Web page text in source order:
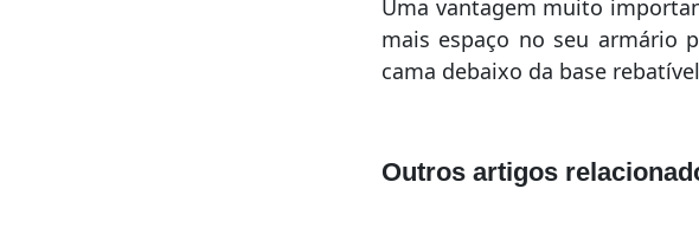
Uma vantagem muito
mais espaço no seu armário
cama debaixo da base
Outros artigos